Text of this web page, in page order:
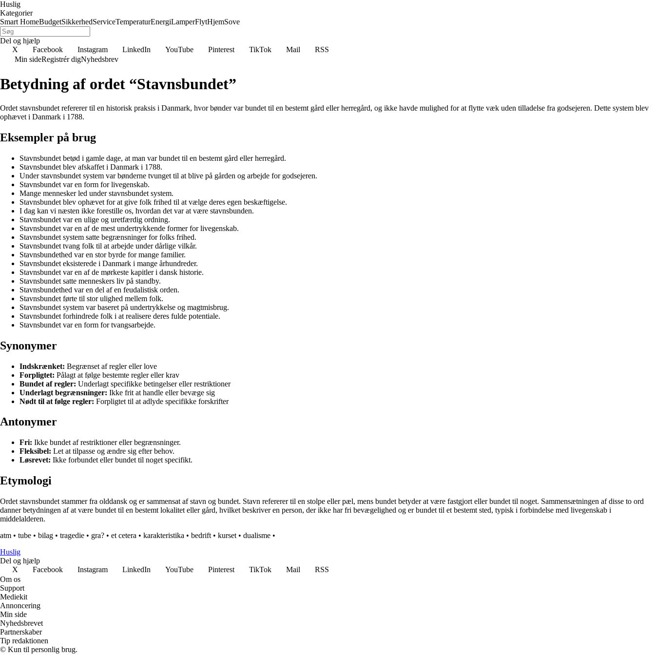
Huslig
Kategorier
Smart HomeBudgetSikkerhedServiceTemperaturEnergiLamperFlytHjemSove
Del og hjælp
X
Facebook Instagram LinkedIn YouTube Pinterest TikTok Mail
RSS
Min sideRegistrér digNyhedsbrev
Betydning af ordet “Stavnsbundet”
Ordet stavnsbundet refererer til en historisk praksis i Danmark, hvor bønder var bundet til en bestemt gård eller herregård, og ikke havde mulighed for at flytte væk uden tilladelse fra godsejeren. Dette system blev
ophævet i Danmark i 1788.
Eksempler på brug
Stavnsbundet betød i gamle dage, at man var bundet til en bestemt gård eller herregård.
Stavnsbundet blev afskaffet i Danmark i 1788.
Under stavnsbundet system var bønderne tvunget til at blive på gården og arbejde for godsejeren.
Stavnsbundet var en form for livegenskab.
Mange mennesker led under stavnsbundet system.
Stavnsbundet blev ophævet for at give folk frihed til at vælge deres egen beskæftigelse.
I dag kan vi næsten ikke forestille os, hvordan det var at være stavnsbunden.
Stavnsbundet var en ulige og uretfærdig ordning.
Stavnsbundet var en af de mest undertrykkende former for livegenskab.
Stavnsbundet system satte begrænsninger for folks frihed.
Stavnsbundet tvang folk til at arbejde under dårlige vilkår.
Stavnsbundethed var en stor byrde for mange familier.
Stavnsbundet eksisterede i Danmark i mange århundreder.
Stavnsbundet var en af de mørkeste kapitler i dansk historie.
Stavnsbundet satte menneskers liv på standby.
Stavnsbundethed var en del af en feudalistisk orden.
Stavnsbundet førte til stor ulighed mellem folk.
Stavnsbundet system var baseret på undertrykkelse og magtmisbrug.
Stavnsbundet forhindrede folk i at realisere deres fulde potentiale.
Stavnsbundet var en form for tvangsarbejde.
Synonymer
Indskrænket: Begrænset af regler eller love
Forpligtet: Pålagt at følge bestemte regler eller krav
Bundet af regler: Underlagt specifikke betingelser eller restriktioner
Underlagt begrænsninger: Ikke frit at handle eller bevæge sig
Nødt til at følge regler: Forpligtet til at adlyde specifikke forskrifter
Antonymer
Fri: Ikke bundet af restriktioner eller begrænsninger.
Fleksibel: Let at tilpasse og ændre sig efter behov.
Løsrevet: Ikke forbundet eller bundet til noget specifikt.
Etymologi
Ordet stavnsbundet stammer fra olddansk og er sammensat af stavn og bundet. Stavn refererer til en stolpe eller pæl, mens bundet betyder at være fastgjort eller bundet til noget. Sammensætningen af disse to ord
danner betydningen af at være bundet til en bestemt lokalitet eller gård, hvilket beskriver en person, der ikke har fri bevægelighed og er bundet til et bestemt sted, typisk i forbindelse med livegenskab i
middelalderen.
atm • tube • bilag • tragedie • gra? • et cetera • karakteristika • bedrift • kurset • dualisme •
Huslig
Del og hjælp
X
Facebook Instagram LinkedIn YouTube Pinterest TikTok Mail
RSS
Om os
Support
Mediekit
Annoncering
Min side
Nyhedsbrevet
Partnerskaber
Tip redaktionen
© Kun til personlig brug.